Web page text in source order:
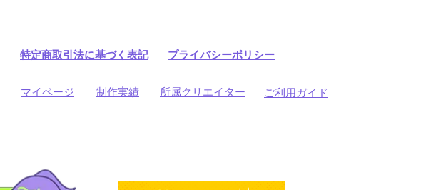
プライバシーポリシー
​特定商取引法に基づく表記
マイページ 制作実績 所属クリエイター ご利用ガイド